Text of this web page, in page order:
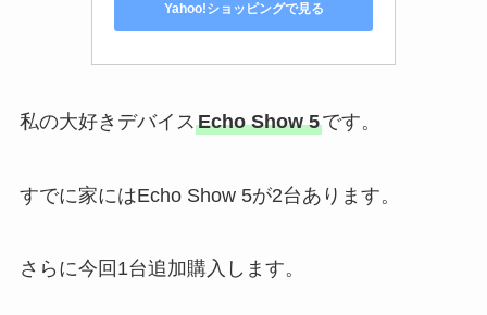
Yahoo!ショッピングで見る
私の大好きデバイス Echo Show 5です。
すでに家にはEcho Show 5が2台あります。
さらに今回1台追加購入します。